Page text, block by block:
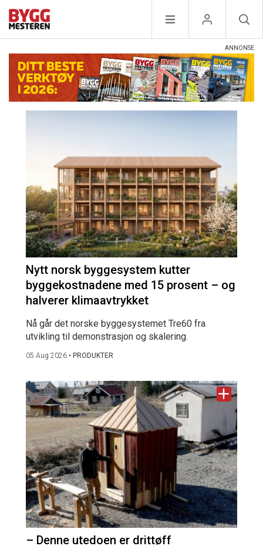
Nytt norsk byggesystem kutter
byggekostnadene med 15 prosent – og
halverer klimaavtrykket
Nå går det norske byggesystemet Tre60 fra
utvikling til demonstrasjon og skalering.
05 Aug 2026 • PRODUKTER
– Denne utedoen er drittøff